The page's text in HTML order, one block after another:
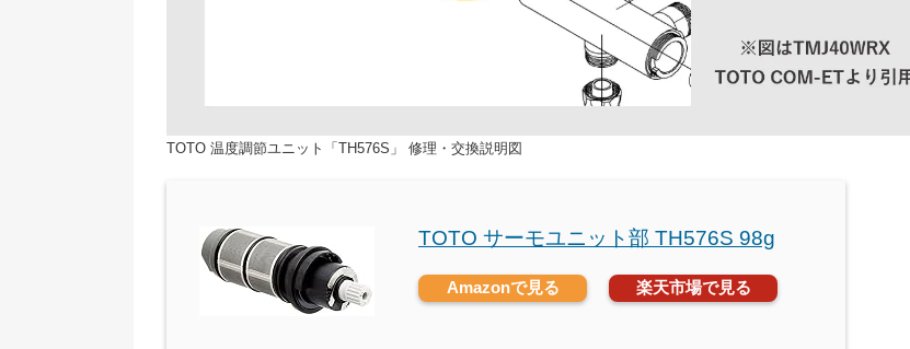
TOTO 温度調節ユニット「TH576S」 修理・交換説明図
TOTO サーモユニット部 TH576S 98g
Amazonで見る 楽天市場で見る